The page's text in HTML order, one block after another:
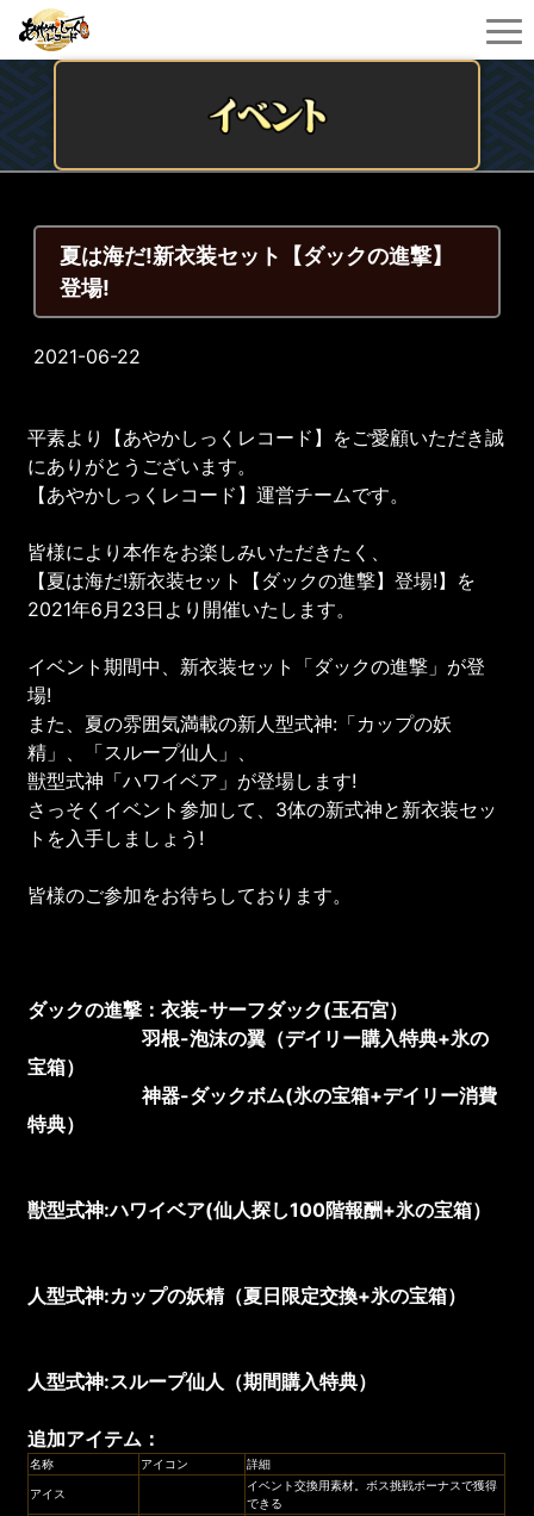
夏は海だ!新衣装セット【ダックの進撃】
登場!
2021-06-22
平素より【あやかしっくレコード】をご愛顧いただき誠
にありがとうございます。
【あやかしっくレコード】運営チームです。
皆様により本作をお楽しみいただきたく、
【夏は海だ!新衣装セット【ダックの進撃】登場!】を
2021年6月23日より開催いたします。
イベント期間中、新衣装セット「ダックの進撃」が登
場!
また、夏の雰囲気満載の新人型式神:「カップの妖
精」、「スループ仙人」、
獣型式神「ハワイベア」が登場します!
さっそくイベント参加して、3体の新式神と新衣装セッ
トを入手しましょう!
皆様のご参加をお待ちしております。
ダックの進撃：衣装-サーフダック(玉石宮）
羽根-泡沫の翼（デイリー購入特典+氷の
宝箱）
神器-ダックボム(氷の宝箱+デイリー消費
特典）
獣型式神:ハワイベア(仙人探し100階報酬+氷の宝箱）
人型式神:カップの妖精（夏日限定交換+氷の宝箱）
人型式神:スループ仙人（期間購入特典）
追加アイテム：
名称 アイコン 詳細
アイス
イベント交換用素材。ボス挑戦ボーナスで獲得
できる